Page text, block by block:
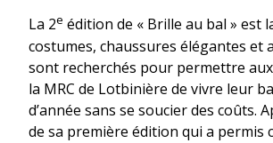
La 2e édition de « Brille au bal » est
costumes, chaussures élégantes et
sont recherchés pour permettre
la MRC de Lotbinière de vivre leur
d’année sans se soucier des coûts.
de sa première édition qui a permis